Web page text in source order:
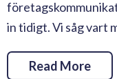
in tidigt. Vi såg vart
Read More